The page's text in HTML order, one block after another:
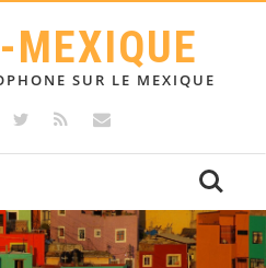
MEXIQUE
SUR LE MEXIQUE